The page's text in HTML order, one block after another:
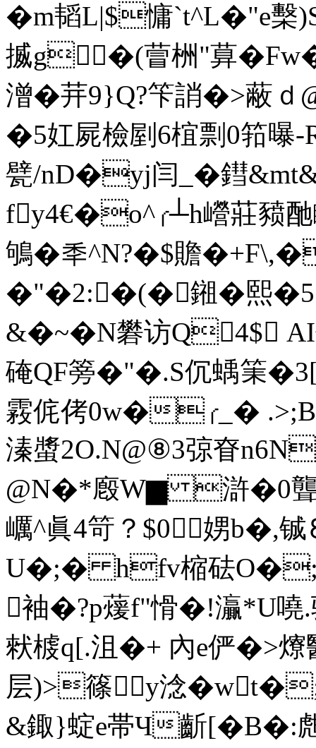
�m韬L|$慵`t^L�"e檕
揻g�(萺栦"萛�
潧�茾9}Q?笇誚�>蔽ｄ
�5妅屍檢剭6椬剽0筘
甓/nD�yj闫_�鏏&mt&
fy4€�o^╭┴h巆莊豮酏
鴝�秊^N?�$贍�+F\,�
�"�2:�(�鎺�熙
&�~�N礬访Q4$
硽QF篣�"�.S伔蝺筙
霚侂侤0w�╭_�
溱螿2O.N@⑧3弶眘
@N�*廏W▆ 滸�0聾
巁^眞4笴？$0娚b�,铖
U�;� hfv樎砝
袖�?p蕿f"愲�!灜 *U嘵
猌榩q[.沮�+ 內e俨
层)>篠y淰�
&鋷}蝊e帯Ч 齗[�В�: